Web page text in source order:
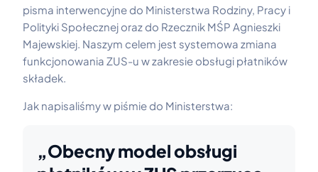
pisma interwencyjne do Ministerstwa Rodziny, Pracy i
Polityki Społecznej oraz do Rzecznik MŚP Agnieszki
Majewskiej. Naszym celem jest systemowa zmiana
funkcjonowania ZUS-u w zakresie obsługi płatników
składek.
Jak napisaliśmy w piśmie do Ministerstwa:
„Obecny model obsługi